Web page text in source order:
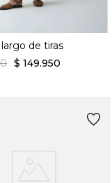
de tiras
$ 149.950